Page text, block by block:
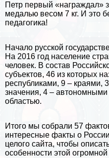
Петр первый «награждал»
медалью весом 7 кг. И это
педагогика!
Начало русской
На 2016 год население
человек. В состав
субъектов, 46 из которых
республиками, 9 – краями,
значения, 4 –
областью.
Итого мы собрали 57
интересные факты о
целого сайта, чтобы
особенности этой